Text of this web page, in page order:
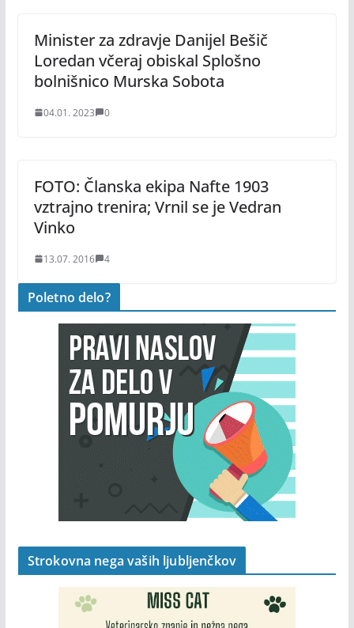
Minister za zdravje Danijel Bešič
Loredan včeraj obiskal Splošno
bolnišnico Murska Sobota
04.01. 2023 0
FOTO: Članska ekipa Nafte 1903
vztrajno trenira; Vrnil se je Vedran
Vinko
13.07. 2016 4
Poletno delo?
Strokovna nega vaših ljubljenčkov